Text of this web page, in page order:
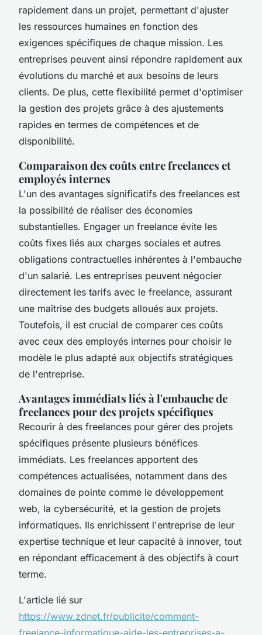
rapidement dans un projet, permettant d'ajuster
les ressources humaines en fonction des
exigences spécifiques de chaque mission. Les
entreprises peuvent ainsi répondre rapidement aux
évolutions du marché et aux besoins de leurs
clients. De plus, cette flexibilité permet d'optimiser
la gestion des projets grâce à des ajustements
rapides en termes de compétences et de
disponibilité.
Comparaison des coûts entre freelances et
employés internes
L'un des avantages significatifs des freelances est
la possibilité de réaliser des économies
substantielles. Engager un freelance évite les
coûts fixes liés aux charges sociales et autres
obligations contractuelles inhérentes à l'embauche
d'un salarié. Les entreprises peuvent négocier
directement les tarifs avec le freelance, assurant
une maîtrise des budgets alloués aux projets.
Toutefois, il est crucial de comparer ces coûts
avec ceux des employés internes pour choisir le
modèle le plus adapté aux objectifs stratégiques
de l'entreprise.
Avantages immédiats liés à l'embauche de
freelances pour des projets spécifiques
Recourir à des freelances pour gérer des projets
spécifiques présente plusieurs bénéfices
immédiats. Les freelances apportent des
compétences actualisées, notamment dans des
domaines de pointe comme le développement
web, la cybersécurité, et la gestion de projets
informatiques. Ils enrichissent l'entreprise de leur
expertise technique et leur capacité à innover, tout
en répondant efficacement à des objectifs à court
terme.
L'article lié sur
https://www.zdnet.fr/publicite/comment-
freelance-informatique-aide-les-entreprises-a-